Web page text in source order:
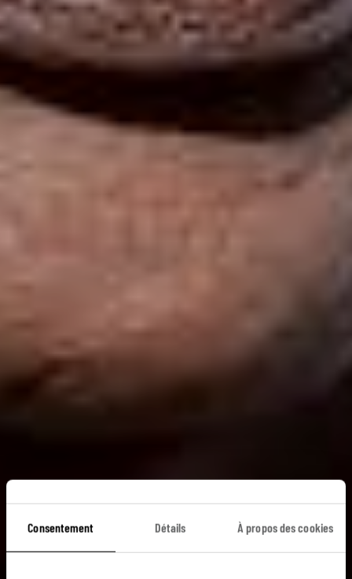
Consentement Détails À propos des cookies
Chez les Himbas et